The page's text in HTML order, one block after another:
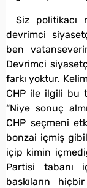
Siz politikacı
devrimci
ben
Devrimci
farkı yoktur.
CHP ile ilgili bu
“Niye sonuç
CHP seçmeni
bonzai içmiş
içip kimin
Partisi tabanı
baskıların